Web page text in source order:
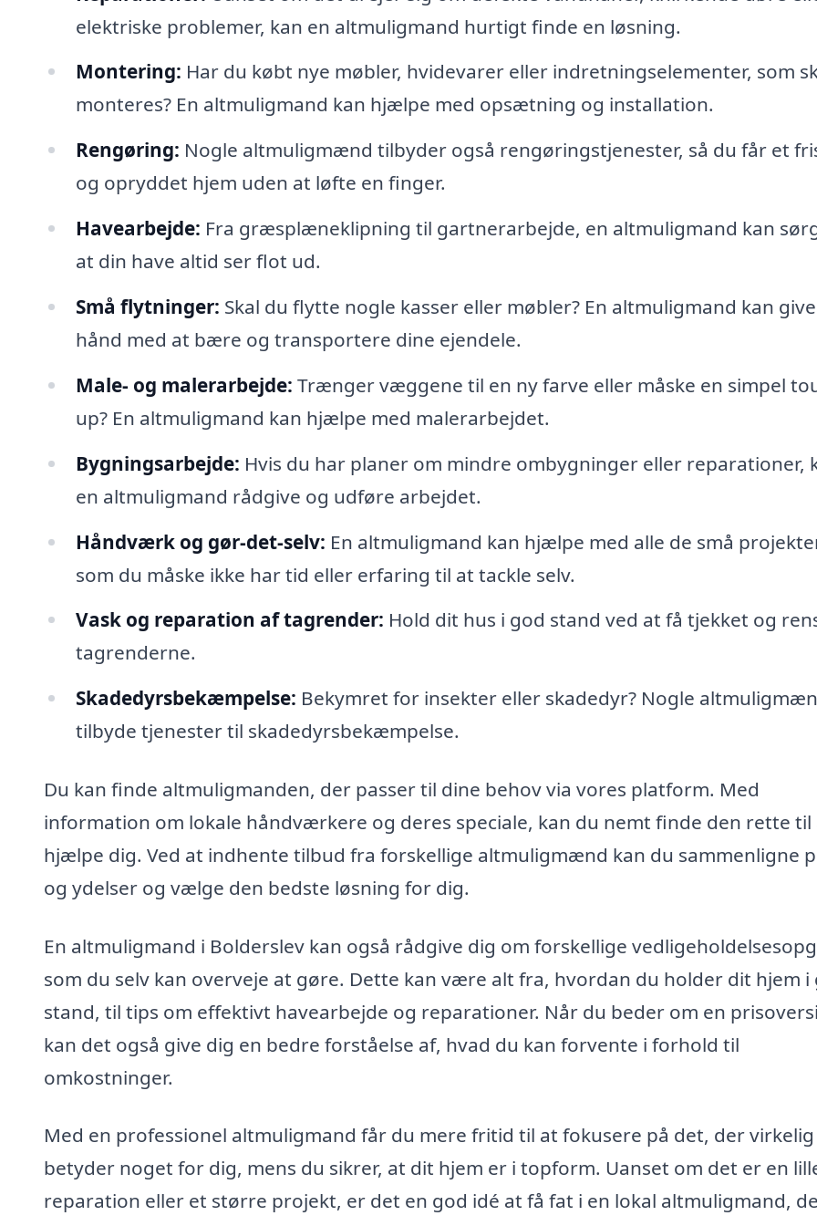
elektriske problemer, kan en altmuligmand hurtigt finde en løsning.
Montering: Har du købt nye møbler, hvidevarer eller indretningselementer, som
monteres? En altmuligmand kan hjælpe med opsætning og installation.
Rengøring: Nogle altmuligmænd tilbyder også rengøringstjenester, så du får et
og opryddet hjem uden at løfte en finger.
Havearbejde: Fra græsplæneklipning til gartnerarbejde, en altmuligmand kan
at din have altid ser flot ud.
Små flytninger: Skal du flytte nogle kasser eller møbler? En altmuligmand kan
hånd med at bære og transportere dine ejendele.
Male- og malerarbejde: Trænger væggene til en ny farve eller måske en simpel
up? En altmuligmand kan hjælpe med malerarbejdet.
Bygningsarbejde: Hvis du har planer om mindre ombygninger eller reparationer,
en altmuligmand rådgive og udføre arbejdet.
Håndværk og gør-det-selv: En altmuligmand kan hjælpe med alle de små
som du måske ikke har tid eller erfaring til at tackle selv.
Vask og reparation af tagrender: Hold dit hus i god stand ved at få tjekket og
tagrenderne.
Skadedyrsbekæmpelse: Bekymret for insekter eller skadedyr? Nogle
tilbyde tjenester til skadedyrsbekæmpelse.
Du kan finde altmuligmanden, der passer til dine behov via vores platform. Med
information om lokale håndværkere og deres speciale, kan du nemt finde den rette til
hjælpe dig. Ved at indhente tilbud fra forskellige altmuligmænd kan du sammenligne
og ydelser og vælge den bedste løsning for dig.
En altmuligmand i Bolderslev kan også rådgive dig om forskellige
som du selv kan overveje at gøre. Dette kan være alt fra, hvordan du holder dit hjem i
stand, til tips om effektivt havearbejde og reparationer. Når du beder om en
kan det også give dig en bedre forståelse af, hvad du kan forvente i forhold til
omkostninger.
Med en professionel altmuligmand får du mere fritid til at fokusere på det, der virkelig
betyder noget for dig, mens du sikrer, at dit hjem er i topform. Uanset om det er en
reparation eller et større projekt, er det en god idé at få fat i en lokal altmuligmand,